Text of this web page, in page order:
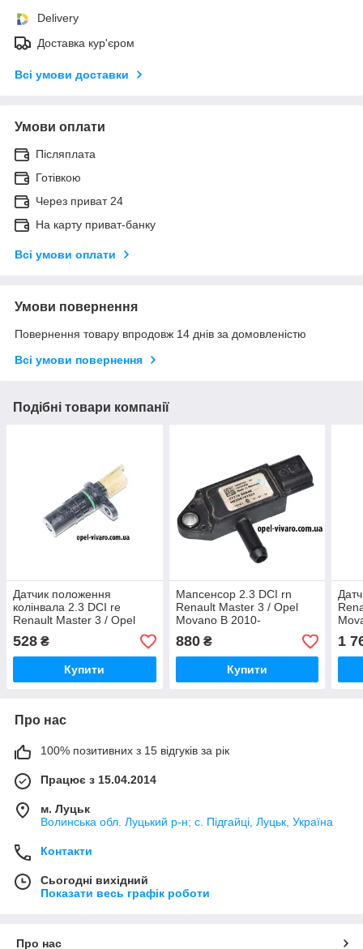
Delivery
Доставка кур'єром
Всі умови доставки
Умови оплати
Післяплата
Готівкою
Через приват 24
На карту приват-банку
Всі умови оплати
Умови повернення
Повернення товару впродовж 14 днів за домовленістю
Всі умови повернення
Подібні товари компанії
Датчик положення
колінвала 2.3 DCI re
Renault Master 3 / Opel
Movano B 2010-
8200668500 (Рено Мастер
3 / Опель Мовано B)
528 ₴
Купити
Мапсенсор 2.3 DCI rn
Renault Master 3 / Opel
Movano B 2010-
208157209R, 227709604R
(Рено Мастер 3 / Опель
Мовано B)
880₴
Купити
3 /
1
Про нас
100% позитивних з 15 відгуків за рік
Працює з 15.04.2014
м. Луцьк
Волинська обл. Луцький р-н; с. Підгайці, Луцьк, Україна
Контакти
Сьогодні вихідний
Показати весь графік роботи
Про нас